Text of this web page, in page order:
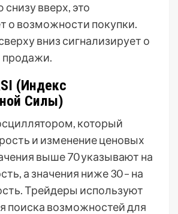
вверх, это
о возможности покупки.
вниз сигнализирует о
(Индекс
Силы)
который
и изменение ценовых
выше 70 указывают на
а значения ниже 30 – на
Трейдеры используют
поиска возможностей для